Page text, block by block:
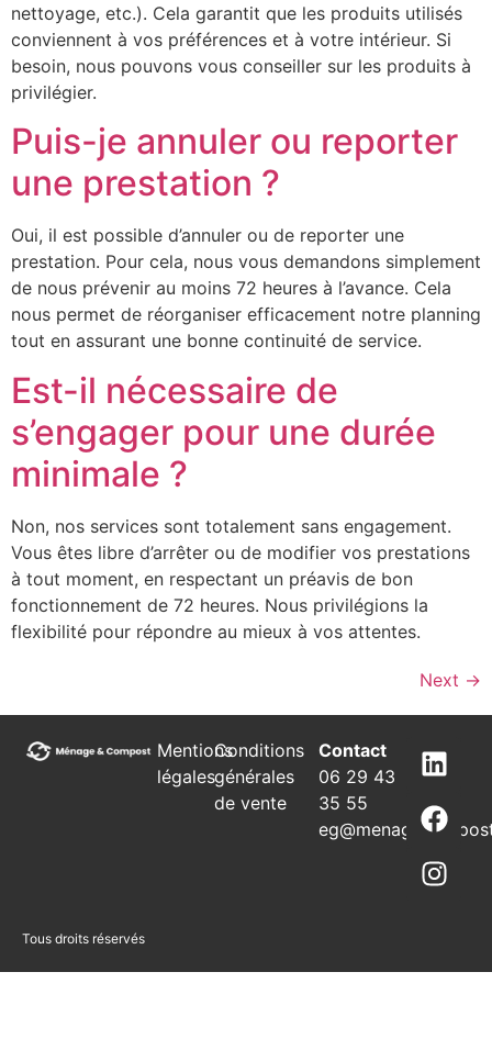
nettoyage, etc.). Cela garantit que les produits utilisés
conviennent à vos préférences et à votre intérieur. Si
besoin, nous pouvons vous conseiller sur les produits à
privilégier.
Puis-je annuler ou reporter
une prestation ?
Oui, il est possible d’annuler ou de reporter une
prestation. Pour cela, nous vous demandons simplement
de nous prévenir au moins 72 heures à l’avance. Cela
nous permet de réorganiser efficacement notre planning
tout en assurant une bonne continuité de service.
Est-il nécessaire de
s’engager pour une durée
minimale ?
Non, nos services sont totalement sans engagement.
Vous êtes libre d’arrêter ou de modifier vos prestations
à tout moment, en respectant un préavis de bon
fonctionnement de 72 heures. Nous privilégions la
flexibilité pour répondre au mieux à vos attentes.
Next →
Mentions
légales
Conditions
générales
de vente
Contact
06 29 43
35 55
Tous droits réservés